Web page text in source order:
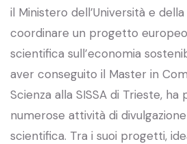
il Ministero dell’Università e
coordinare un progetto
scientifica sull’economia
aver conseguito il Master in
Scienza alla SISSA di Trieste,
numerose attività di
scientifica. Tra i suoi progetti,